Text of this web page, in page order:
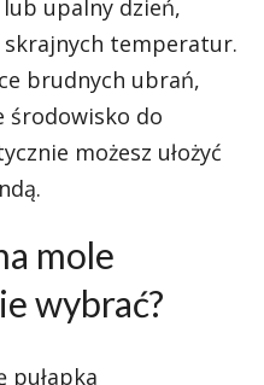
upalny dzień,
temperatur.
brudnych ubrań,
środowisko do
możesz ułożyć
mole
wybrać?
pułapka